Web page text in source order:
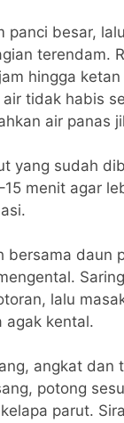
panci besar,
terendam.
hingga
tidak habis
air panas
yang sudah
menit agar
bersama daun
lalu
agak kental.
angkat dan
potong
parut.